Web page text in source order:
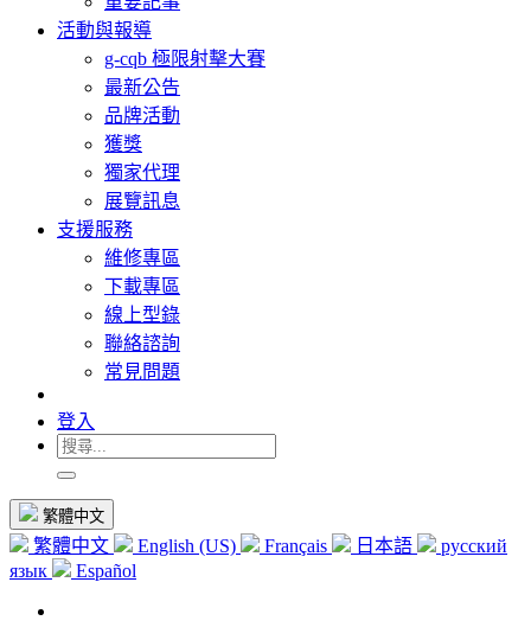
活動與報導
g-cqb 極限射擊大賽
最新公告
品牌活動
獲獎
獨家代理
展覽訊息
支援服務
維修專區
下載專區
線上型錄
聯絡諮詢
常見問題
登入
繁體中文
繁體中文 English (US) Français 日本語
русский
язык
Español